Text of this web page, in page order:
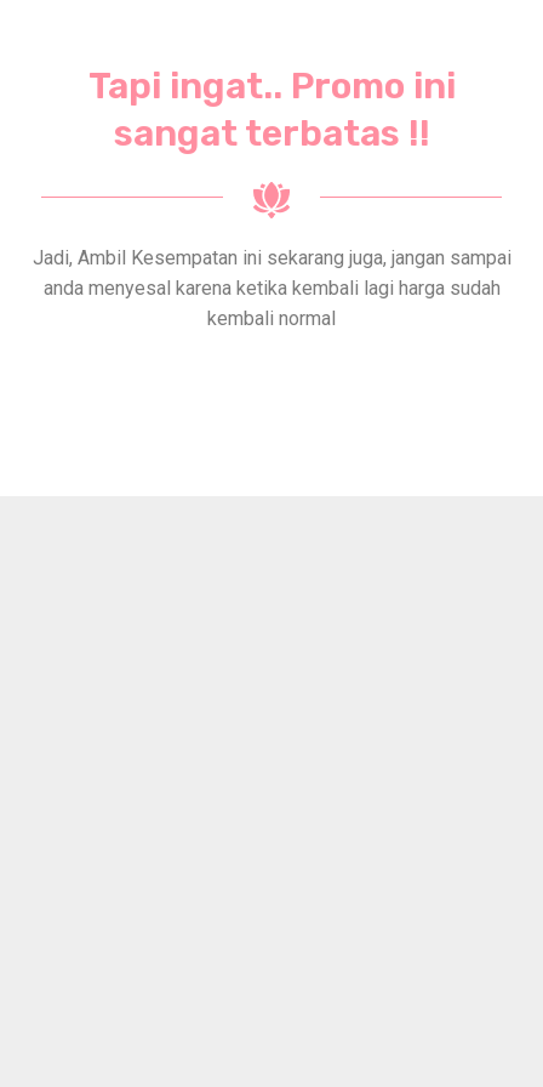
Tapi ingat.. Promo ini
sangat terbatas !!
Jadi, Ambil Kesempatan ini sekarang juga, jangan sampai
anda menyesal karena ketika kembali lagi harga sudah
kembali normal